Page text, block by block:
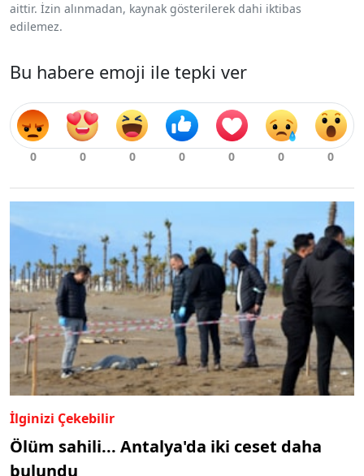
aittir. İzin alınmadan, kaynak gösterilerek dahi iktibas
edilemez.
Bu habere emoji ile tepki ver
İlginizi Çekebilir
Ölüm sahili... Antalya'da iki ceset daha
bulundu